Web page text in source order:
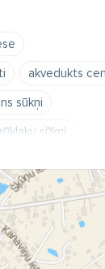
akvedukts
sūkņi
sūkņi
tvertnes
ventiļi